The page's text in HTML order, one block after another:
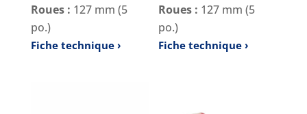
Roues : 127 mm (5
po.)
Fiche technique
Roues : 127 mm (5
po.)
Fiche technique